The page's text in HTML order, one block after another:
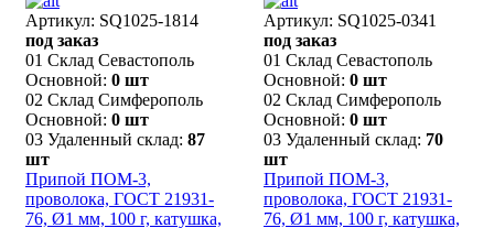
Артикул: SQ1025-1814
под заказ
01 Склад Севастополь
Основной: 0 шт
02 Склад Симферополь
Основной: 0 шт
03 Удаленный склад: 87
шт
Припой ПОМ-3,
проволока, ГОСТ 21931-
76, Ø1 мм, 100 г, катушка,
Артикул: SQ1025-0341
под заказ
01 Склад Севастополь
Основной: 0 шт
02 Склад Симферополь
Основной: 0 шт
03 Удаленный склад: 70
шт
Припой ПОМ-3,
проволока, ГОСТ 21931-
76, Ø1 мм, 100 г, катушка,